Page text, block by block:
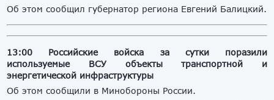
Об этом сообщил губернатор региона Евгений Балицкий.
13:00 Российские войска за сутки поразили
используемые ВСУ объекты транспортной и
энергетической инфраструктуры
Об этом сообщили в Минобороны России.